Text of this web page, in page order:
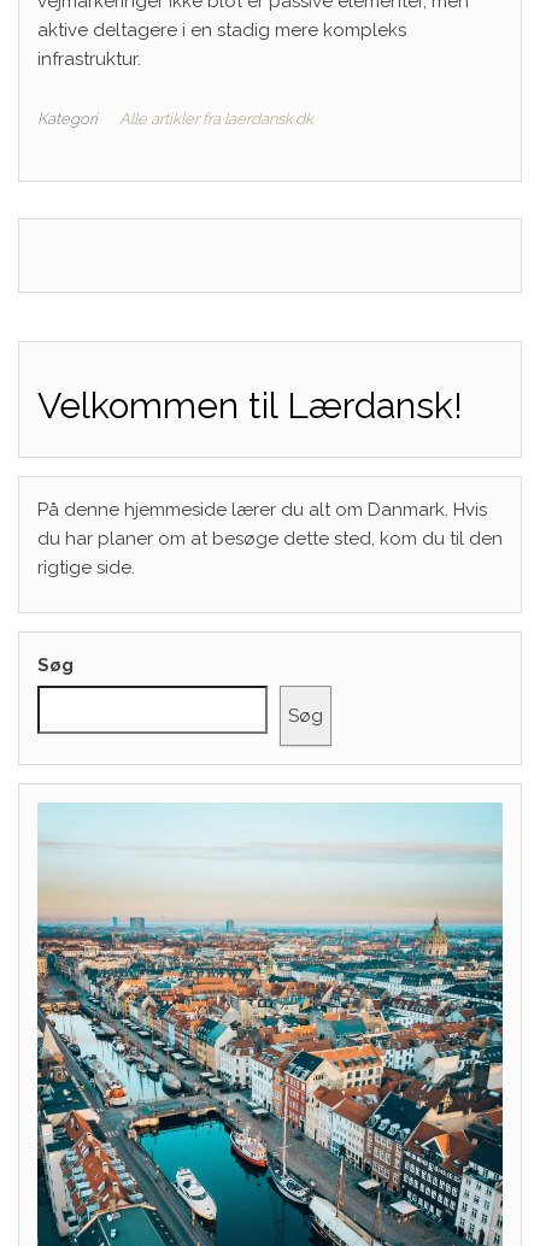
aktive deltagere i en stadig mere kompleks
infrastruktur.
Kategori Alle artikler fra laerdansk.dk
Velkommen til Lærdansk!
På denne hjemmeside lærer du alt om Danmark. Hvis
du har planer om at besøge dette sted, kom du til den
rigtige side.
Søg
Søg